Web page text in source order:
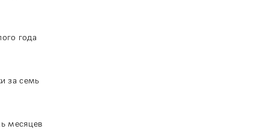
года
за семь
месяцев